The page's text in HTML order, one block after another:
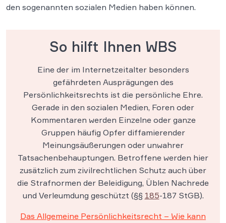
den sogenannten sozialen Medien haben können.
So hilft Ihnen WBS
Eine der im Internetzeitalter besonders
gefährdeten Ausprägungen des
Persönlichkeitsrechts ist die persönliche Ehre.
Gerade in den sozialen Medien, Foren oder
Kommentaren werden Einzelne oder ganze
Gruppen häufig Opfer diffamierender
Meinungsäußerungen oder unwahrer
Tatsachenbehauptungen. Betroffene werden hier
zusätzlich zum zivilrechtlichen Schutz auch über
die Strafnormen der Beleidigung, Üblen Nachrede
und Verleumdung geschützt (§§ 185-187 StGB).
Das Allgemeine Persönlichkeitsrecht – Wie kann